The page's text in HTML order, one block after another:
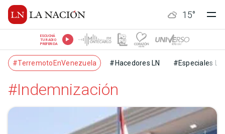
15°
ESCUCHÁ
TU RADIO
PREFERIDA
#TerremotoEnVenezuela #Hacedores LN #Especiales LN
#Indemnización